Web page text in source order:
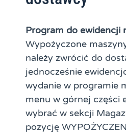
Program do ewidencji
Wypożyczone
należy zwrócić do
jednocześnie
wydanie w programie
menu w górnej części
wybrać w sekcji
pozycję